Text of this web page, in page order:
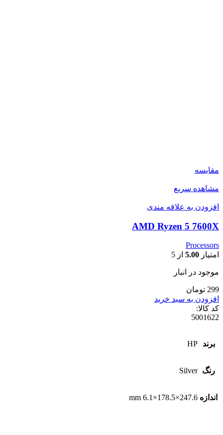
مقایسه
مشاهده سریع
افزودن به علاقه مندی
AMD Ryzen 5 7600X
Processors
امتیاز 5.00 از 5
موجود در انبار
299 تومان
افزودن به سبد خرید
کد کالا:
5001622
برند HP
رنگ Silver
اندازه 247.6×178.5×6.1 mm